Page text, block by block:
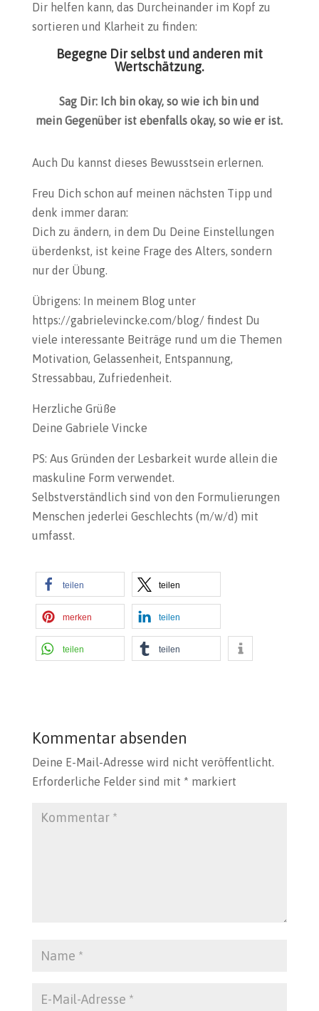
Dir helfen kann, das Durcheinander im Kopf zu
sortieren und Klarheit zu finden:
Begegne Dir selbst und anderen mit
Wertschätzung.
Sag Dir: Ich bin okay, so wie ich bin und
mein Gegenüber ist ebenfalls okay, so wie er ist.
Auch Du kannst dieses Bewusstsein erlernen.
Freu Dich schon auf meinen nächsten Tipp und
denk immer daran:
Dich zu ändern, in dem Du Deine Einstellungen
überdenkst, ist keine Frage des Alters, sondern
nur der Übung.
Übrigens: In meinem Blog unter
https://gabrielevincke.com/blog/ findest Du
viele interessante Beiträge rund um die Themen
Motivation, Gelassenheit, Entspannung,
Stressabbau, Zufriedenheit.
Herzliche Grüße
Deine Gabriele Vincke
PS: Aus Gründen der Lesbarkeit wurde allein die
maskuline Form verwendet.
Selbstverständlich sind von den Formulierungen
Menschen jederlei Geschlechts (m/w/d) mit
umfasst.
teilen teilen
merken teilen
teilen teilen
Kommentar absenden
Deine E-Mail-Adresse wird nicht veröffentlicht.
Erforderliche Felder sind mit * markiert